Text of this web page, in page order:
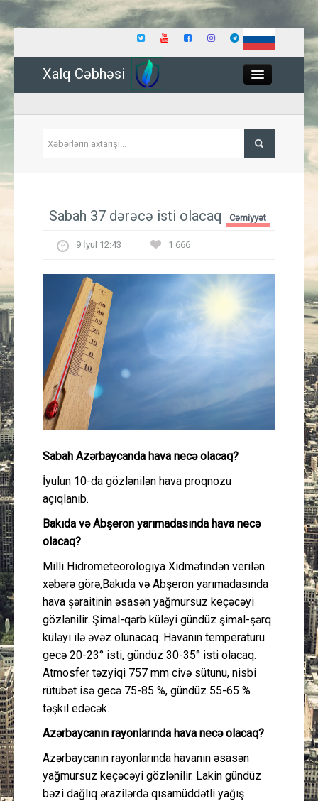
Xalq Cəbhəsi
İqtisadiyyat
Hadisə
Güney Azərbaycan
Müsahibə
Layihə
Peşə etikası
Əlaqə
Sabah 37 dərəcə isti olacaq Cəmiyyət
9 İyul 12:43 1 666
Sabah Azərbaycanda hava necə olacaq?
İyulun 10-da gözlənilən hava proqnozu
açıqlanıb.
Bakıda və Abşeron yarımadasında hava necə
olacaq?
Milli Hidrometeorologiya Xidmətindən verilən
xəbərə görə,Bakıda və Abşeron yarımadasında
hava şəraitinin əsasən yağmursuz keçəcəyi
gözlənilir. Şimal-qərb küləyi gündüz şimal-şərq
küləyi ilə əvəz olunacaq. Havanın temperaturu
gecə 20-23° isti, gündüz 30-35° isti olacaq.
Atmosfer təzyiqi 757 mm civə sütunu, nisbi
rütubət isə gecə 75-85 %, gündüz 55-65 %
təşkil edəcək.
Azərbaycanın rayonlarında hava necə olacaq?
Azərbaycanın rayonlarında havanın əsasən
yağmursuz keçəcəyi gözlənilir. Lakin gündüz
bəzi dağlıq ərazilərdə qısamüddətli yağış